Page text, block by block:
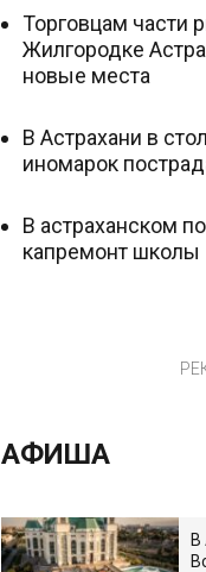
Торговцам части
Жилгородке
новые места
В Астрахани в
иномарок
В астраханском
капремонт школы
АФИША
В